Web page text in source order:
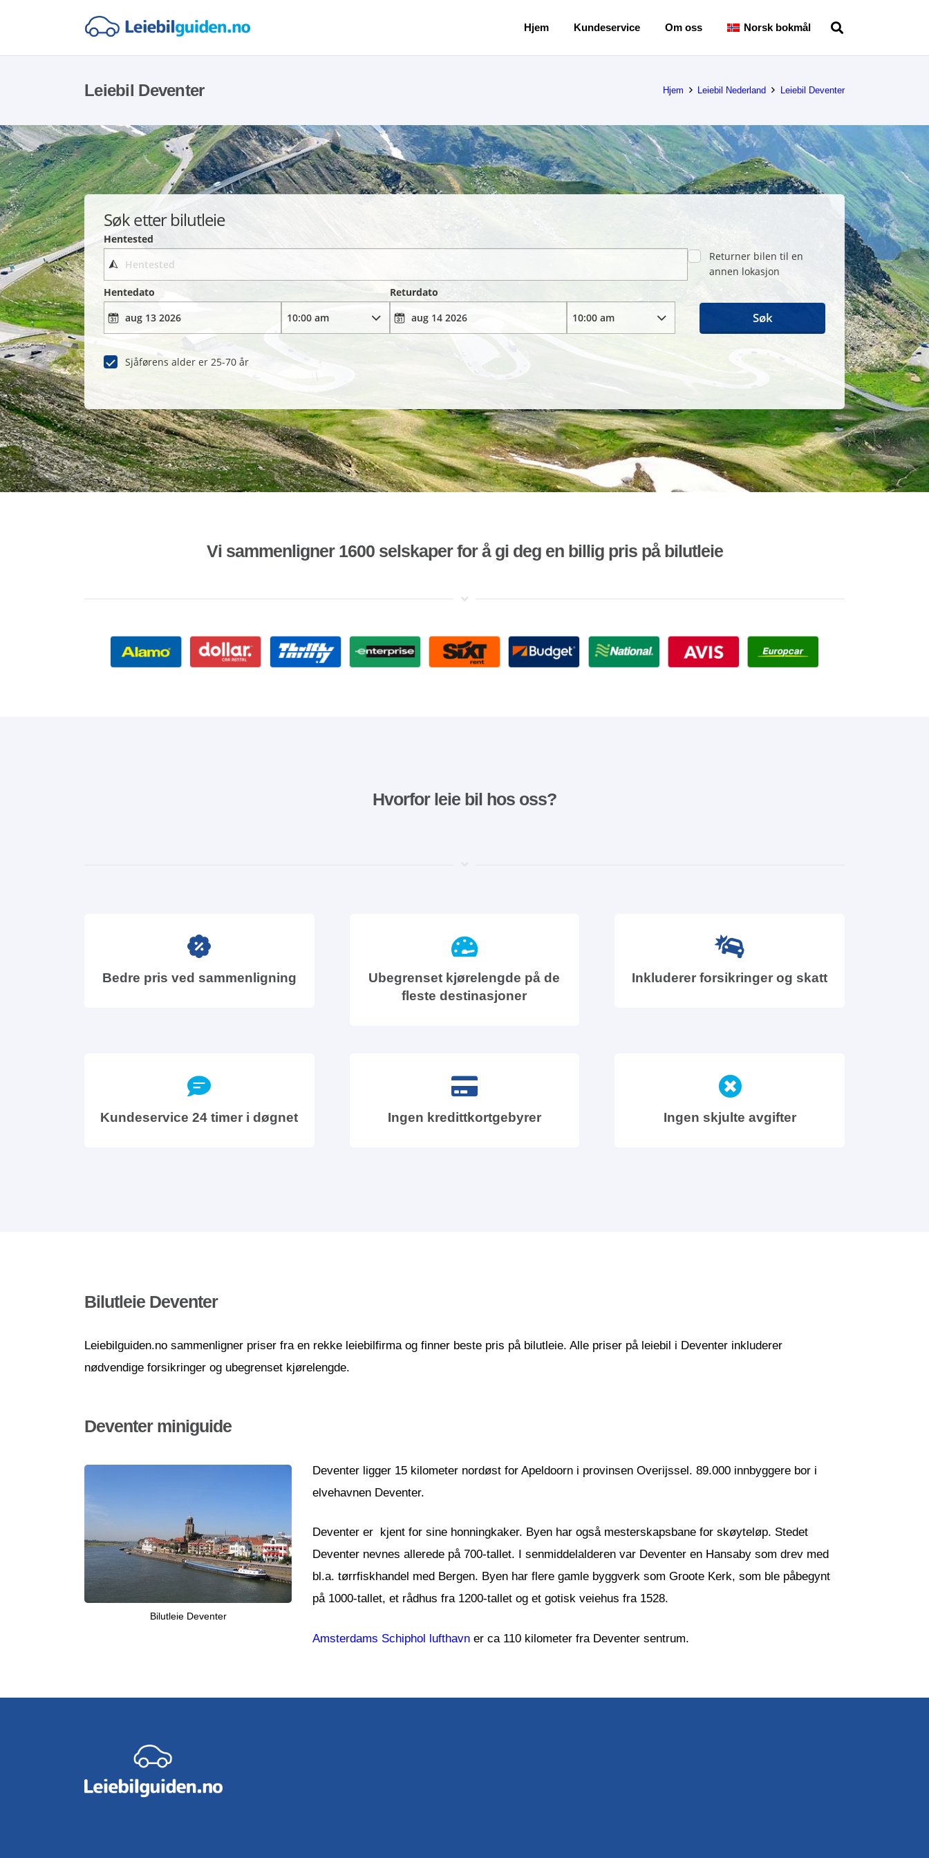
Hjem Kundeservice Om oss Norsk bokmål
Leiebil Deventer Hjem Leiebil Nederland Leiebil Deventer
Søk etter bilutleie
Hentested
Returner bilen til en
annen lokasjon
Hentedato
Returdato
Sjåførens alder er 25-70 år
Søk
Vi sammenligner 1600 selskaper for å gi deg en billig pris på bilutleie
Hvorfor leie bil hos oss?
Bedre pris ved sammenligning
Ubegrenset kjørelengde på de
fleste destinasjoner
Inkluderer forsikringer og skatt
Kundeservice 24 timer i døgnet Ingen kredittkortgebyrer Ingen skjulte avgifter
Bilutleie Deventer
Leiebilguiden.no sammenligner priser fra en rekke leiebilfirma og finner beste pris på bilutleie. Alle priser på leiebil i Deventer inkluderer
nødvendige forsikringer og ubegrenset kjørelengde.
Deventer miniguide
Bilutleie Deventer
Deventer ligger 15 kilometer nordøst for Apeldoorn i provinsen Overijssel. 89.000 innbyggere bor i
elvehavnen Deventer.
Deventer er kjent for sine honningkaker. Byen har også mesterskapsbane for skøyteløp. Stedet
Deventer nevnes allerede på 700-tallet. I senmiddelalderen var Deventer en Hansaby som drev med
bl.a. tørrfiskhandel med Bergen. Byen har flere gamle byggverk som Groote Kerk, som ble påbegynt
på 1000-tallet, et rådhus fra 1200-tallet og et gotisk veiehus fra 1528.
Amsterdams Schiphol lufthavn er ca 110 kilometer fra Deventer sentrum.